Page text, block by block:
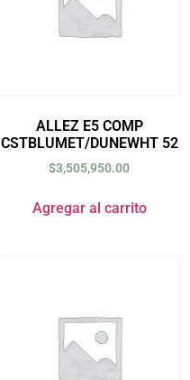
ALLEZ E5 COMP
CSTBLUMET/DUNEWHT 52
$3,505,950.00
Agregar al carrito